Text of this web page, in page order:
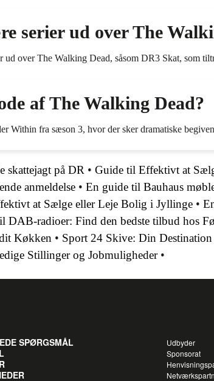
serier ud over The
over The Walking Dead, såsom DR3 Skat, som
af The Walking Dead?
Within fra sæson 3, hvor der sker dramatiske
skattejagt på DR • Guide til Effektivt at
anmeldelse • En guide til Bauhaus
at Sælge eller Leje Bolig i Jyllinge •
DAB-radioer: Find den bedste tilbud hos
Køkken • Sport 24 Skive: Din
Stillinger og Jobmuligheder•
SPØRGSMÅL
Udbyder
Sponsorat